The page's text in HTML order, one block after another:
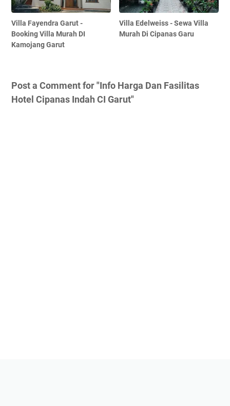
Villa Fayendra Garut -
Booking Villa Murah DI
Kamojang Garut
Villa Edelweiss - Sewa Villa
Murah Di Cipanas Garu
Post a Comment for "Info Harga Dan Fasilitas
Hotel Cipanas Indah CI Garut"